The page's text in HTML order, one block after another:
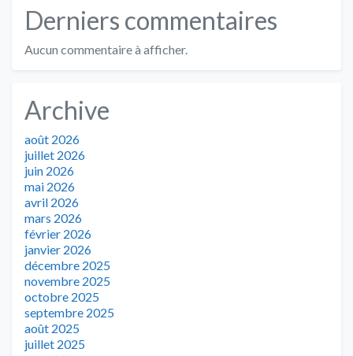
Derniers commentaires
Aucun commentaire à afficher.
Archive
août 2026
juillet 2026
juin 2026
mai 2026
avril 2026
mars 2026
février 2026
janvier 2026
décembre 2025
novembre 2025
octobre 2025
septembre 2025
août 2025
juillet 2025